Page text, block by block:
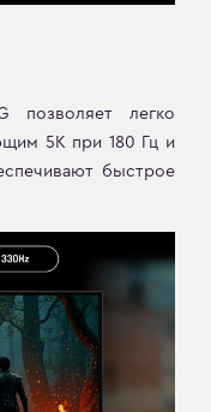
легко
5K при 180 Гц и
быстрое